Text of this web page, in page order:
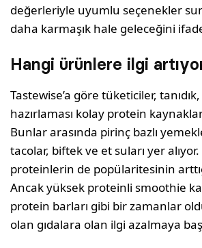
değerleriyle uyumlu seçenekler
daha karmaşık hale geleceğini
Hangi ürünlere ilgi
Tastewise’a göre tüketiciler,
hazırlaması kolay protein
Bunlar arasında pirinç bazlı
tacolar, biftek ve et suları yer alıyor.
proteinlerin de popülaritesinin
Ancak yüksek proteinli smoothie
protein barları gibi bir zamanlar
olan gıdalara olan ilgi azalmaya